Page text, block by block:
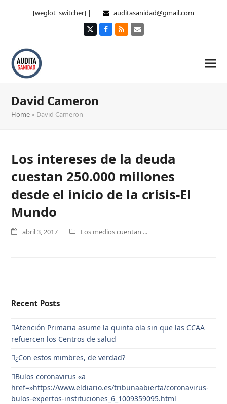
[weglot_switcher] | auditasanidad@gmail.com
TwitterFacebook
RSS Correo
David Cameron
Home » David Cameron
Los intereses de la deuda
cuestan 250.000 millones
desde el inicio de la crisis-El
Mundo
abril 3, 2017 Los medios cuentan ...
Recent Posts
Atención Primaria asume la quinta ola sin que las CCAA
refuercen los Centros de salud
¿Con estos mimbres, de verdad?
Bulos coronavirus «a
href=»https://www.eldiario.es/tribunaabierta/coronavirus-
bulos-expertos-instituciones_6_1009359095.html